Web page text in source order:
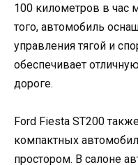
100 километров в час
того, автомобиль
управления тягой и
обеспечивает
дороге.
Ford Fiesta ST200
компактных
простором. В салоне